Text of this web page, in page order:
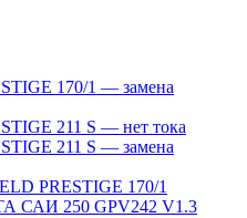
170/1 — замена
211 S — нет тока
211 S — замена
PRESTIGE 170/1
САИ 250 GPV242 V1.3